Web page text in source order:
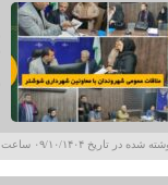
شده در تاریخ ۰۹/۱۰/۱۴۰۴ ساعت ۰۹:۵۸ |